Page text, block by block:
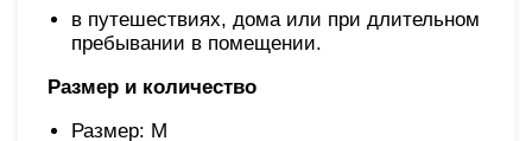
в путешествиях, дома или при длительном
пребывании в помещении.
Размер и количество
Размер: М